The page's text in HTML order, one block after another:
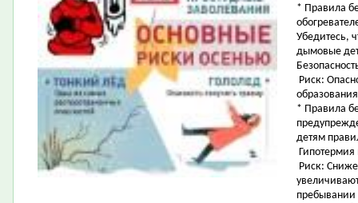
* Правила
Убедитесь,
дымовые
Риск:
* Правила
детям
Риск:
пребывании